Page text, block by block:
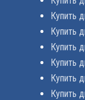
Купить
Купить
Купить
Купить
Купить
Купить